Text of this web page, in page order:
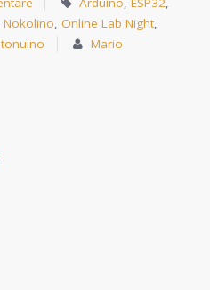
Nokolino, Online Lab Night,
tonuino Mario